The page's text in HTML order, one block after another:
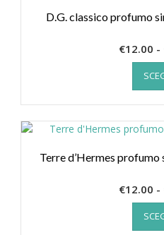
D.G. classico profumo
€12.00 -
Terre d’Hermes
€12.00 -